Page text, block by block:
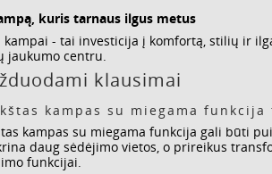
kuris tarnaus ilgus metus
kampai - tai investicija į komfortą, stilių ir
jaukumo centru.
klausimai
kampas su miegama
kampas su miegama funkcija gali būti
daug sėdėjimo vietos, o prireikus
funkcijai.